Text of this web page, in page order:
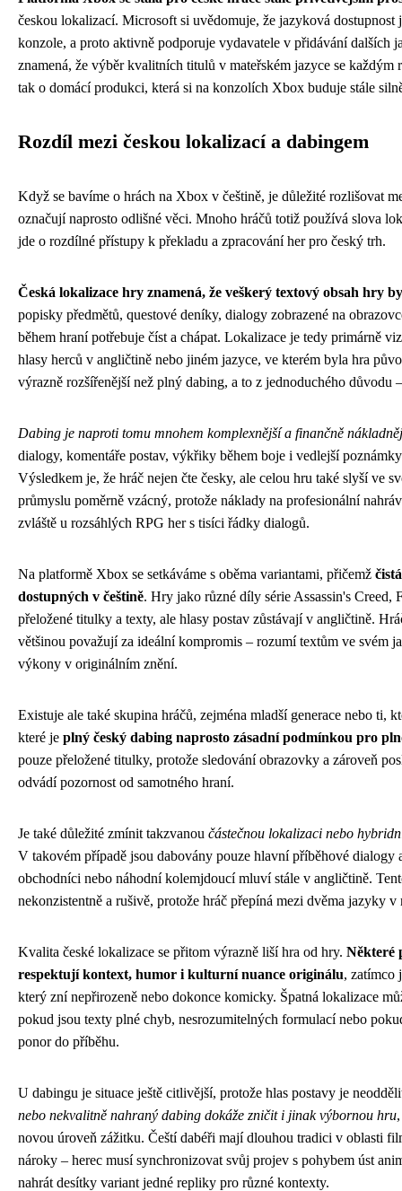
českou lokalizací. Microsoft si uvědomuje, že jazyková
konzole, a proto aktivně podporuje vydavatele v přidávání dalších
znamená, že výběr kvalitních titulů v mateřském jazyce se
tak o domácí produkci, která si na konzolích Xbox buduje stále
Rozdíl mezi českou lokalizací a dabingem
Když se bavíme o hrách na Xbox v češtině, je důležité rozlišovat
označují naprosto odlišné věci. Mnoho hráčů totiž používá slova
jde o rozdílné přístupy k překladu a zpracování her pro český trh.
Česká lokalizace hry znamená, že veškerý textový obsah hry
popisky předmětů, questové deníky, dialogy zobrazené na
během hraní potřebuje číst a chápat. Lokalizace je tedy primárně
hlasy herců v angličtině nebo jiném jazyce, ve kterém byla hra
výrazně rozšířenější než plný dabing, a to z jednoduchého důvodu
Dabing je naproti tomu mnohem komplexnější a finančně
dialogy, komentáře postav, výkřiky během boje i vedlejší
Výsledkem je, že hráč nejen čte česky, ale celou hru také slyší ve
průmyslu poměrně vzácný, protože náklady na profesionální
zvláště u rozsáhlých RPG her s tisíci řádky dialogů.
Na platformě Xbox se setkáváme s oběma variantami, přičemž
dostupných v češtině. Hry jako různé díly série Assassin's Creed,
přeložené titulky a texty, ale hlasy postav zůstávají v angličtině.
většinou považují za ideální kompromis – rozumí textům ve svém
výkony v originálním znění.
Existuje ale také skupina hráčů, zejména mladší generace nebo ti,
které je plný český dabing naprosto zásadní podmínkou pro
pouze přeložené titulky, protože sledování obrazovky a zároveň
odvádí pozornost od samotného hraní.
Je také důležité zmínit takzvanou částečnou lokalizaci nebo
V takovém případě jsou dabovány pouze hlavní příběhové dialogy
obchodníci nebo náhodní kolemjdoucí mluví stále v angličtině.
nekonzistentně a rušivě, protože hráč přepíná mezi dvěma jazyky v
Kvalita české lokalizace se přitom výrazně liší hra od hry. Některé
respektují kontext, humor i kulturní nuance originálu, zatímco
který zní nepřirozeně nebo dokonce komicky. Špatná lokalizace
pokud jsou texty plné chyb, nesrozumitelných formulací nebo
ponor do příběhu.
U dabingu je situace ještě citlivější, protože hlas postavy je
nebo nekvalitně nahraný dabing dokáže zničit i jinak výbornou hru
novou úroveň zážitku. Čeští dabéři mají dlouhou tradici v oblasti
nároky – herec musí synchronizovat svůj projev s pohybem úst
nahrát desítky variant jedné repliky pro různé kontexty.